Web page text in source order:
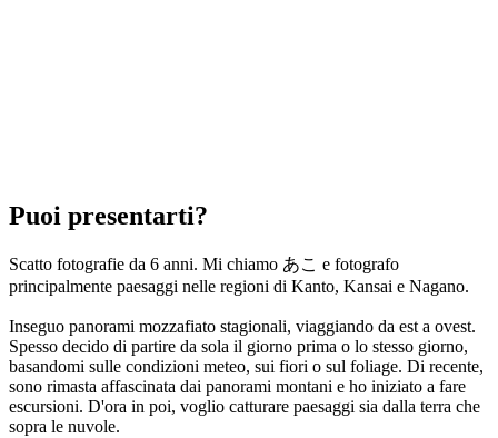
Puoi presentarti?
Scatto fotografie da 6 anni. Mi chiamo あこ e fotografo
principalmente paesaggi nelle regioni di Kanto, Kansai e Nagano.
Inseguo panorami mozzafiato stagionali, viaggiando da est a ovest.
Spesso decido di partire da sola il giorno prima o lo stesso giorno,
basandomi sulle condizioni meteo, sui fiori o sul foliage. Di recente,
sono rimasta affascinata dai panorami montani e ho iniziato a fare
escursioni. D'ora in poi, voglio catturare paesaggi sia dalla terra che
sopra le nuvole.